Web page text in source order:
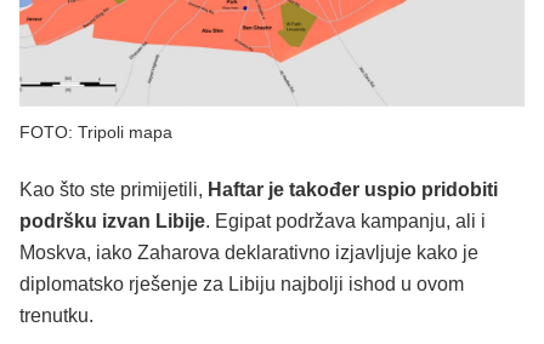
FOTO: Tripoli mapa
Kao što ste primijetili, Haftar je također uspio pridobiti
podršku izvan Libije. Egipat podržava kampanju, ali i
Moskva, iako Zaharova deklarativno izjavljuje kako je
diplomatsko rješenje za Libiju najbolji ishod u ovom
trenutku.